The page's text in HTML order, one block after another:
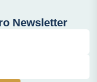
Newsletter